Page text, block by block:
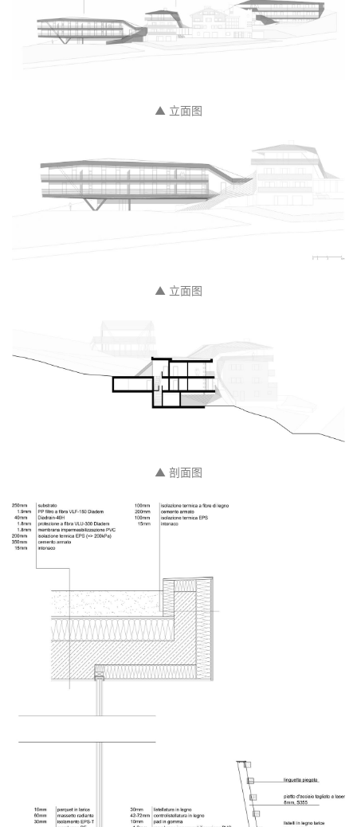
▲ 平面图
▲ 立面图